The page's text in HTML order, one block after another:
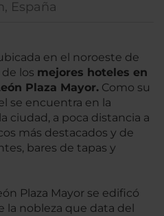
España
en el noroeste de
los mejores hoteles en
Plaza Mayor. Como su
se encuentra en la
ciudad, a poca distancia a
más destacados y de
bares de tapas y
Plaza Mayor se edificó
nobleza que data del